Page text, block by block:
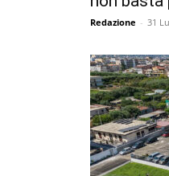
Redazione - 31